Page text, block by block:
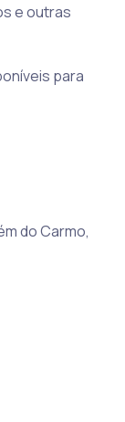
e outras
para
do Carmo,